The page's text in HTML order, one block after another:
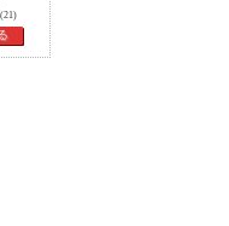
まだ料理に使ってい
ます。
(21)